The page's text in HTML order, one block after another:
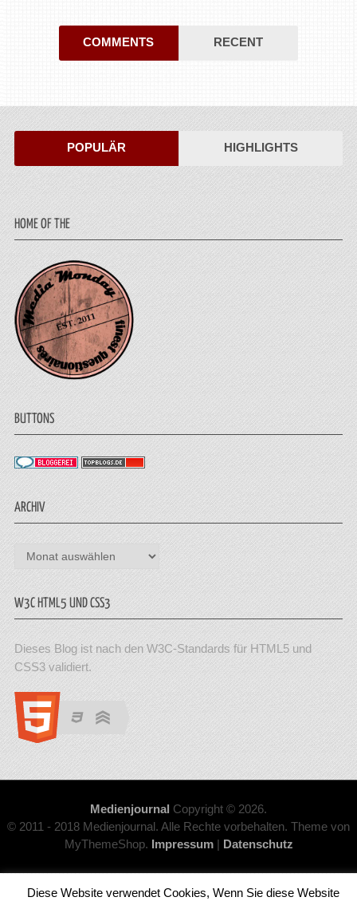
COMMENTS RECENT
POPULÄR HIGHLIGHTS
HOME OF THE
BUTTONS
ARCHIV
Archiv
W3C HTML5 UND CSS3
Dieses Blog ist nach den W3C-Standards für HTML5 und
CSS3 validiert.
Medienjournal Copyright © 2026.
© 2011 - 2018 Medienjournal. Alle Rechte vorbehalten. Theme von
MyThemeShop. Impressum| Datenschutz
Diese Website verwendet Cookies, Wenn Sie diese Website